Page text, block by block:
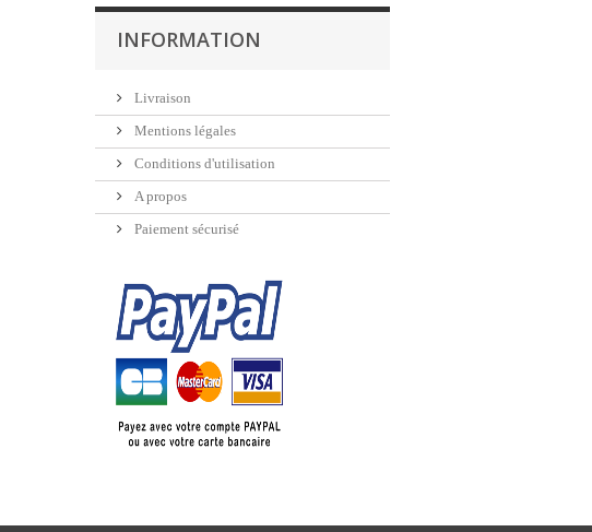
INFORMATION
Livraison
Mentions légales
Conditions d'utilisation
A propos
Paiement sécurisé